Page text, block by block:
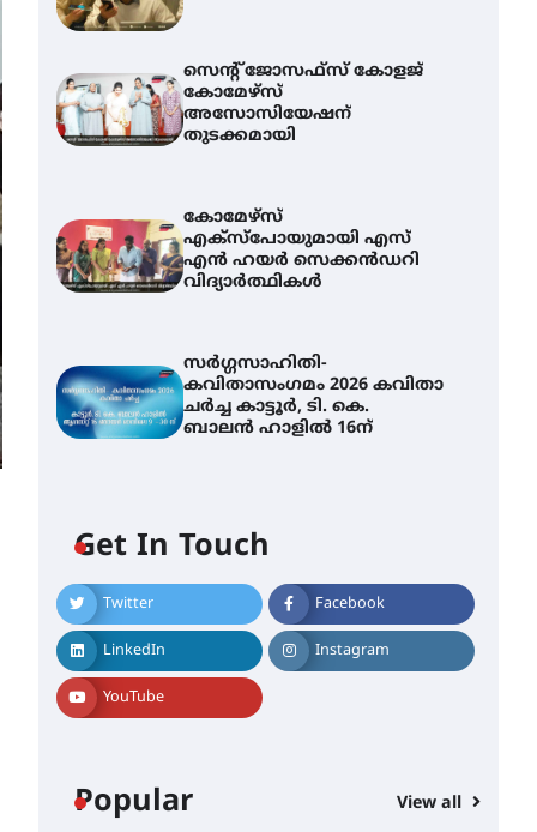
സെന്റ് ജോസഫ്സ് കോളജ്
കോമേഴ്‌സ്
അസോസിയേഷന്
തുടക്കമായി
കോമേഴ്സ്
എക്സ്പോയുമായി എസ്
എൻ ഹയർ സെക്കൻഡറി
വിദ്യാർത്ഥികൾ
സർഗ്ഗസാഹിതി-
കവിതാസംഗമം 2026 കവിതാ
ചർച്ച കാട്ടൂർ, ടി. കെ.
ബാലൻ ഹാളിൽ 16ന്
Get In Touch
Twitter Facebook
LinkedIn Instagram
YouTube
Popular View all